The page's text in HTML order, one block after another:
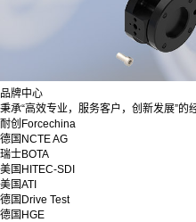
品牌中心
秉承“高效专业，服务客户，创新发展”的
耐创Forcechina
德国NCTE AG
瑞士BOTA
美国HITEC-SDI
美国ATI
德国Drive Test
德国HGE